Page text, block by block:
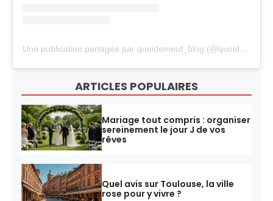
Une publication partagée par quoidemeuf_blog (@quoidemeuf_blog)
ARTICLES POPULAIRES
Mariage tout compris : organiser
sereinement le jour J de vos
rêves
Quel avis sur Toulouse, la ville
rose pour y vivre ?